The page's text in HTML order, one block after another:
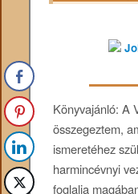
Könyvajánló: A
összegeztem,
ismeretéhez
harmincévnyi
foglalja